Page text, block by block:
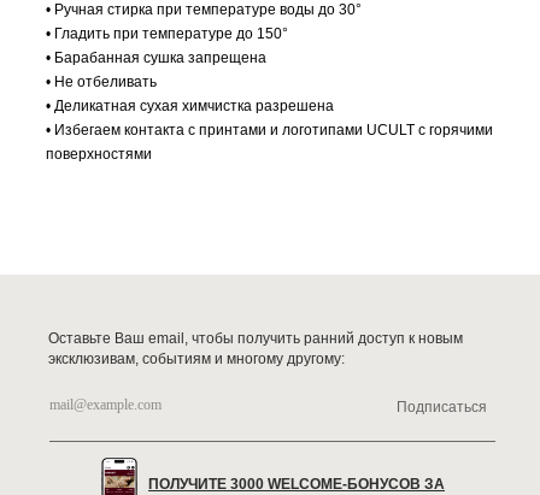
• Ручная стирка при температуре воды до 30°
• Гладить при температуре до 150°
• Барабанная сушка запрещена
• Не отбеливать
• Деликатная сухая химчистка разрешена
• Избегаем контакта с принтами и логотипами UCULT с горячими
поверхностями
ПОЛУЧИТЕ 3000 WELCOME-БОНУСОВ ЗА
Оставьте Ваш email, чтобы получить ранний доступ к новым
эксклюзивам, событиям и многому другому:
Подписаться